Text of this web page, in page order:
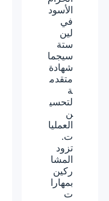
الأسود
في
لين
ستة
سيجما
شهادة
متقدم
ة
لتحسي
ن
العمليا
ت.
تزود
المشا
ركين
بمهارا
ت